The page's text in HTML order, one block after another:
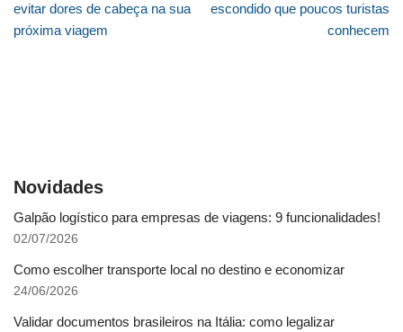
evitar dores de cabeça na sua
próxima viagem
escondido que poucos turistas
conhecem
Novidades
Galpão logístico para empresas de viagens: 9 funcionalidades!
02/07/2026
Como escolher transporte local no destino e economizar
24/06/2026
Validar documentos brasileiros na Itália: como legalizar